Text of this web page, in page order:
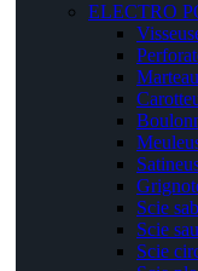
ELECTRO
Scie
Scie
Scie